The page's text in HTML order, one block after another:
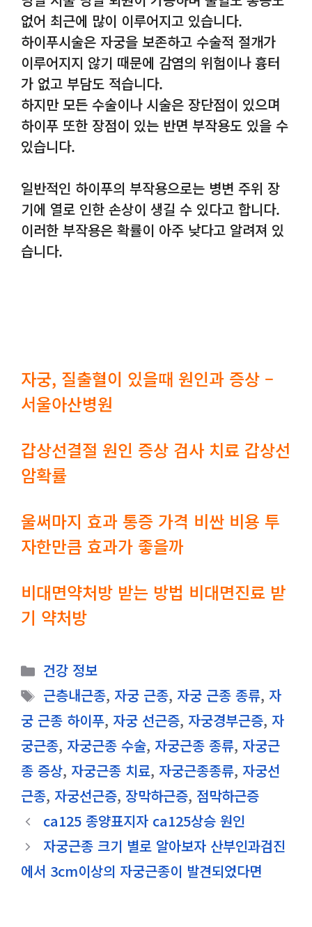
없어 최근에 많이 이루어지고 있습니다.
하이푸시술은 자궁을 보존하고 수술적 절개가
이루어지지 않기 때문에 감염의 위험이나 흉터
가 없고 부담도 적습니다.
하지만 모든 수술이나 시술은 장단점이 있으며
하이푸 또한 장점이 있는 반면 부작용도 있을 수
있습니다.
일반적인 하이푸의 부작용으로는 병변 주위 장
기에 열로 인한 손상이 생길 수 있다고 합니다.
이러한 부작용은 확률이 아주 낮다고 알려져 있
습니다.
자궁, 질출혈이 있을때 원인과 증상 –
서울아산병원
갑상선결절 원인 증상 검사 치료 갑상선
암확률
울써마지 효과 통증 가격 비싼 비용 투
자한만큼 효과가 좋을까
비대면약처방 받는 방법 비대면진료 받
기 약처방
카
테
고
리
건강 정보
태
그
근층내근종, 자궁 근종, 자궁 근종 종류, 자
궁 근종 하이푸, 자궁 선근증, 자궁경부근증, 자
궁근종, 자궁근종 수술, 자궁근종 종류, 자궁근
종 증상, 자궁근종 치료, 자궁근종종류, 자궁선
근종, 자궁선근증, 장막하근증, 점막하근증
ca125 종양표지자 ca125상승 원인
자궁근종 크기 별로 알아보자 산부인과검진
에서 3cm이상의 자궁근종이 발견되었다면